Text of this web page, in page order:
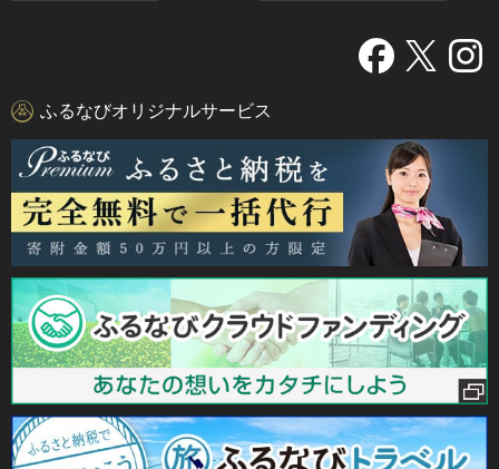
ふるなびオリジナルサービス